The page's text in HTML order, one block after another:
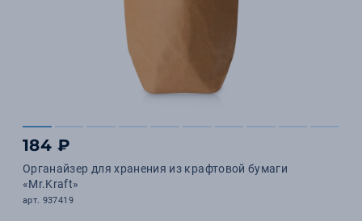
184 ₽
Органайзер для хранения из крафтовой бумаги
«Mr.Kraft»
арт. 937419